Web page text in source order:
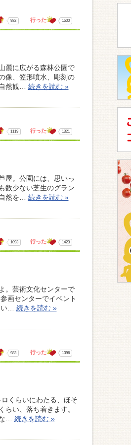
982 行った 1500
麓に広がる森林公園で
像、笠形噴水、彫刻の
然観… 続きを読む »
1119 行った 1321
屋。公園には、思いっ
数少ない芝生のグラン
然を… 続きを読む »
1093 行った 1423
。芸術文化センターで
画センターでイベント
… 続きを読む »
983 行った 1396
くらいにわたる、ほそ
らい、落ち着きます。
… 続きを読む »